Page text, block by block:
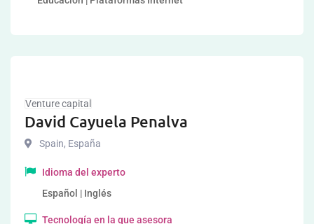
Venture capital
David Cayuela Penalva
Spain, España
Idioma del experto
Español | Inglés
Tecnología en la que asesora